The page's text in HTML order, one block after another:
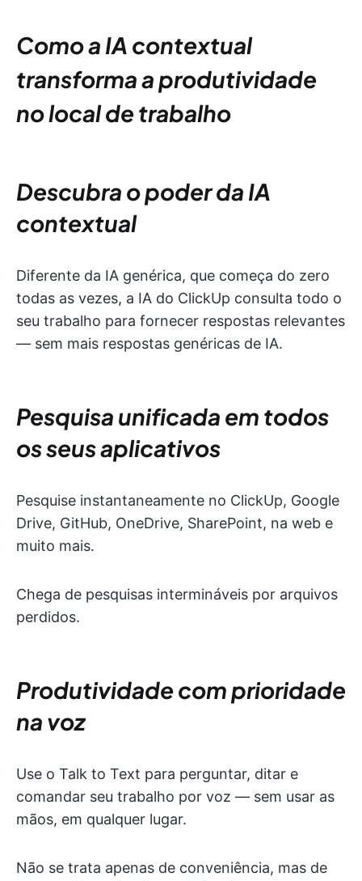
Como a IA contextual
transforma a produtividade
no local de trabalho
Descubra o poder da IA
contextual
Diferente da IA genérica, que começa do zero
todas as vezes, a IA do ClickUp consulta todo o
seu trabalho para fornecer respostas relevantes
— sem mais respostas genéricas de IA.
Pesquisa unificada em todos
os seus aplicativos
Pesquise instantaneamente no ClickUp, Google
Drive, GitHub, OneDrive, SharePoint, na web e
muito mais.
Chega de pesquisas intermináveis por arquivos
perdidos.
Produtividade com prioridade
na voz
Use o Talk to Text para perguntar, ditar e
comandar seu trabalho por voz — sem usar as
mãos, em qualquer lugar.
Não se trata apenas de conveniência, mas de